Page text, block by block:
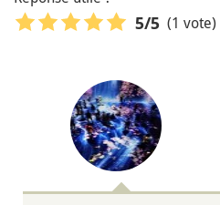
5/5 (1 vote)